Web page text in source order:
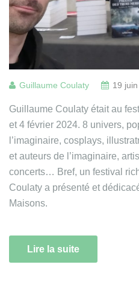
Guillaume Coulaty 19
Guillaume Coulaty était au
et 4 février 2024. 8 univers,
l’imaginaire, cosplays,
et auteurs de l’imaginaire,
concerts… Bref, un festival
Coulaty a présenté et
Maisons.
Lire la suite